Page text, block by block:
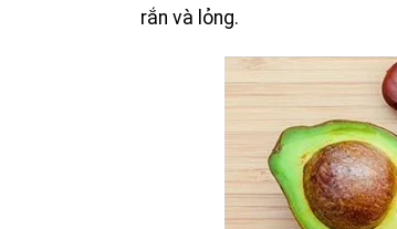
rắn và lỏng.